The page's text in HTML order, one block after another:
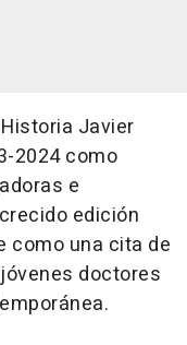
Javier
2024 como
e
edición
como una cita de
doctores